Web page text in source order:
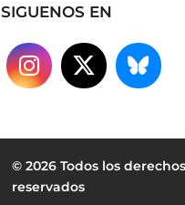
SIGUENOS EN
© 2026 Todos los derechos
reservados